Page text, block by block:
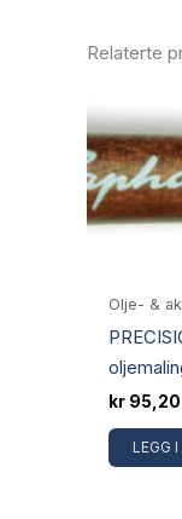
Relaterte
Olje- &
kr 95,20
LEGG